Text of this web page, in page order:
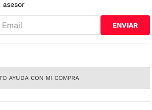
ENVIAR
AYUDA CON MI COMPRA